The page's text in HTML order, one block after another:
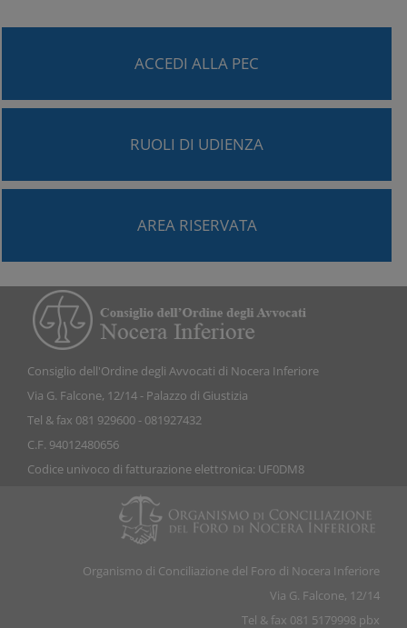
ACCEDI ALLA PEC
RUOLI DI UDIENZA
AREA RISERVATA
Consiglio dell'Ordine degli Avvocati di Nocera Inferiore
Via G. Falcone, 12/14 - Palazzo di Giustizia
Tel & fax 081 929600 - 081927432
C.F. 94012480656
Codice univoco di fatturazione elettronica: UF0DM8
Organismo di Conciliazione del Foro di Nocera Inferiore
Via G. Falcone, 12/14
Tel & fax 081 5179998 pbx